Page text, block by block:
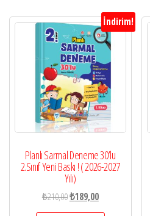
İndirim!
Planlı Sarmal Deneme 30’lu
2.Sınıf Yeni Baskı ! ( 2026-2027
Yılı)
₺210,00Orijinal
fiyat:
₺189,00Şu
andaki